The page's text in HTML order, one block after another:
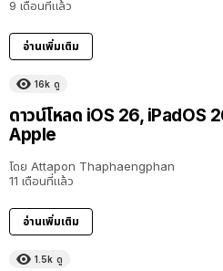
9 เดือนที่แล้ว
อ่านเพิ่มเติม
16k ดู
ดาวน์โหลด iOS 26, iPadOS
Apple
โดย Attapon Thaphaengphan
11 เดือนที่แล้ว
อ่านเพิ่มเติม
1.5k ดู